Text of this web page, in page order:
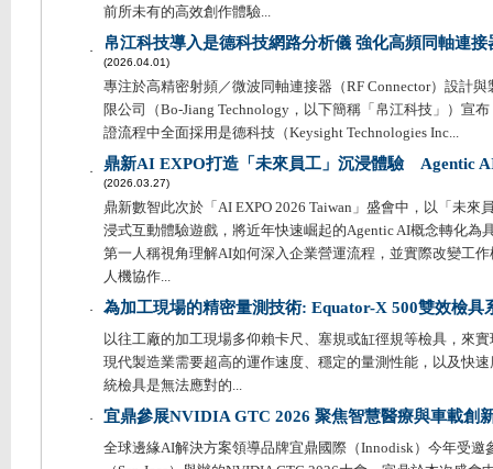
前所未有的高效創作體驗...
帛江科技導入是德科技網路分析儀 強化高頻同軸連
(2026.04.01)
專注於高精密射頻／微波同軸連接器（RF Connector）設計
限公司（Bo-Jiang Technology，以下簡稱「帛江科技」）宣
證流程中全面採用是德科技（Keysight Technologies Inc...
鼎新AI EXPO打造「未來員工」沉浸體驗 Agentic
(2026.03.27)
鼎新數智此次於「AI EXPO 2026 Taiwan」盛會中，以「未來
浸式互動體驗遊戲，將近年快速崛起的Agentic AI概念轉化為
第一人稱視角理解AI如何深入企業營運流程，並實際改變工
人機協作...
為加工現場的精密量測技術: Equator-X 500雙效檢具
以往工廠的加工現場多仰賴卡尺、塞規或缸徑規等檢具，來
現代製造業需要超高的運作速度、穩定的量測性能，以及快
統檢具是無法應對的...
宜鼎參展NVIDIA GTC 2026 聚焦智慧醫療與車載創
全球邊緣AI解決方案領導品牌宜鼎國際（Innodisk）今年受邀